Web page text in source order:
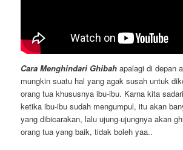
Cara Menghindari Ghibah apalagi di depan
mungkin suatu hal yang agak susah untuk
orang tua khususnya ibu-ibu. Karna kita
ketika ibu-ibu sudah mengumpul, itu akan
yang dibicarakan, lalu ujung-ujungnya akan
orang tua yang baik, tidak boleh yaa..